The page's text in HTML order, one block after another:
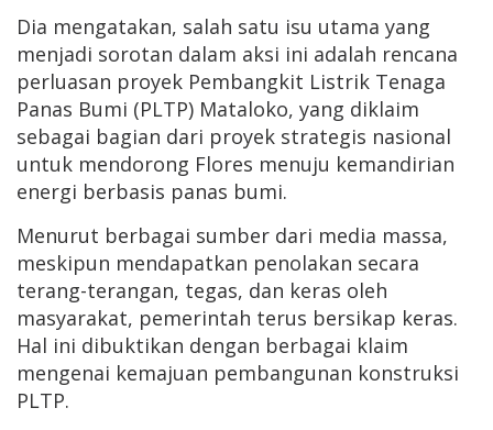
Dia mengatakan, salah satu isu utama yang
menjadi sorotan dalam aksi ini adalah rencana
perluasan proyek Pembangkit Listrik Tenaga
Panas Bumi (PLTP) Mataloko, yang diklaim
sebagai bagian dari proyek strategis nasional
untuk mendorong Flores menuju kemandirian
energi berbasis panas bumi.
Menurut berbagai sumber dari media massa,
meskipun mendapatkan penolakan secara
terang-terangan, tegas, dan keras oleh
masyarakat, pemerintah terus bersikap keras.
Hal ini dibuktikan dengan berbagai klaim
mengenai kemajuan pembangunan konstruksi
PLTP.